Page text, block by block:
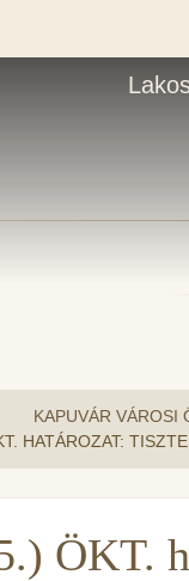
KAPUVÁR VÁROSI
HATÁROZAT:
ÖKT.